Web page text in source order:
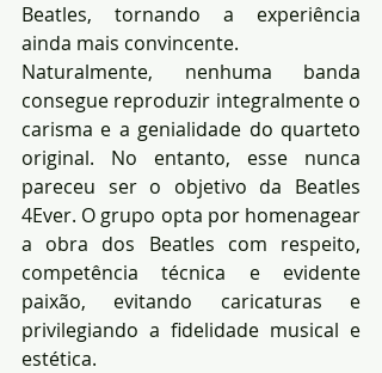
Beatles, tornando a experiência
ainda mais convincente.
Naturalmente, nenhuma banda
consegue reproduzir integralmente o
carisma e a genialidade do quarteto
original. No entanto, esse nunca
pareceu ser o objetivo da Beatles
4Ever. O grupo opta por homenagear
a obra dos Beatles com respeito,
competência técnica e evidente
paixão, evitando caricaturas e
privilegiando a fidelidade musical e
estética.